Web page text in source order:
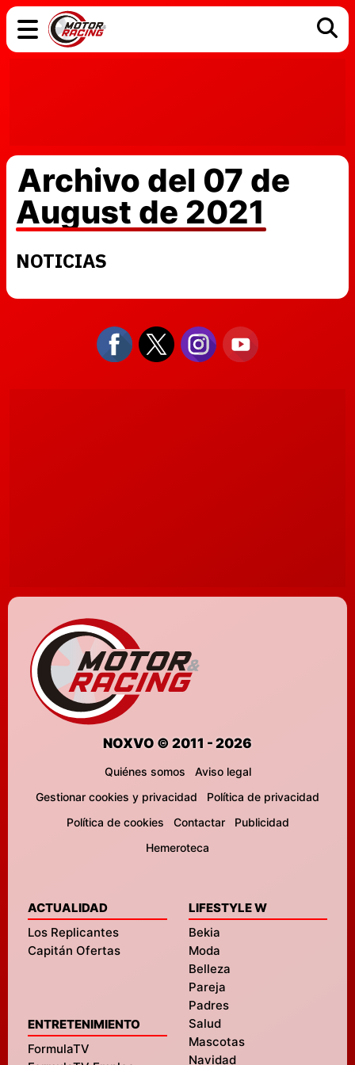
Archivo del 07 de
August de 2021
NOTICIAS
NOXVO © 2011 - 2026
Quiénes somos
Aviso legal
Gestionar cookies y privacidad
Política de privacidad
Política de cookies
Contactar
Publicidad
Hemeroteca
ACTUALIDAD
Los Replicantes
Capitán Ofertas
ENTRETENIMIENTO
FormulaTV
LIFESTYLE W
Bekia
Moda
Belleza
Pareja
Padres
Salud
Mascotas
Navidad